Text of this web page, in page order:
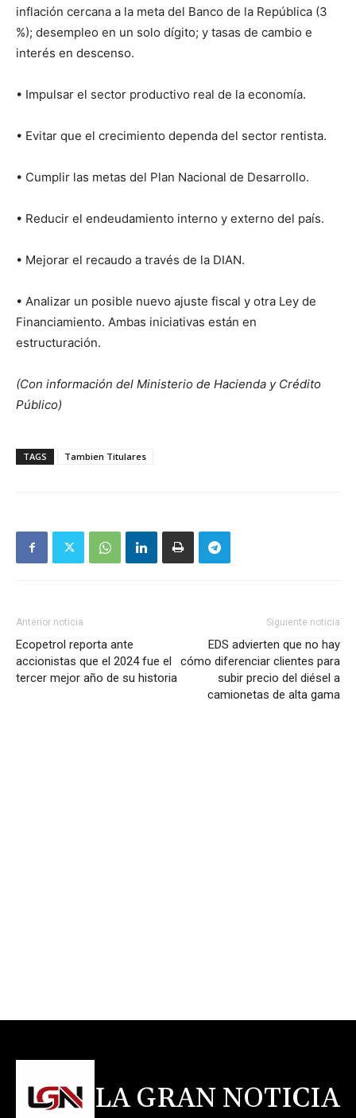
inflación cercana a la meta del Banco de la República (3
%); desempleo en un solo dígito; y tasas de cambio e
interés en descenso.
• Impulsar el sector productivo real de la economía.
• Evitar que el crecimiento dependa del sector rentista.
• Cumplir las metas del Plan Nacional de Desarrollo.
• Reducir el endeudamiento interno y externo del país.
• Mejorar el recaudo a través de la DIAN.
• Analizar un posible nuevo ajuste fiscal y otra Ley de
Financiamiento. Ambas iniciativas están en
estructuración.
(Con información del Ministerio de Hacienda y Crédito
Público)
TAGS Tambien Titulares
Anterior noticia
Ecopetrol reporta ante
accionistas que el 2024 fue el
tercer mejor año de su historia
Siguiente noticia
EDS advierten que no hay
cómo diferenciar clientes para
subir precio del diésel a
camionetas de alta gama
LA GRAN NOTICIA